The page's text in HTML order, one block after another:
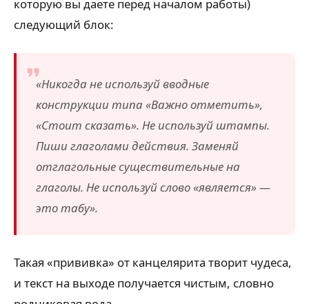
которую вы даете перед началом работы)
следующий блок:
«Никогда не используй вводные
конструкции типа «Важно отметить»,
«Стоит сказать». Не используй штампы.
Пиши глаголами действия. Заменяй
отглагольные существительные на
глаголы. Не используй слово «является» —
это табу».
Такая «прививка» от канцелярита творит чудеса,
и текст на выходе получается чистым, словно